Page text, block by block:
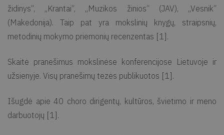
židinys“, „Krantai“, „Muzikos žinios“ (JAV), „Vesnik“
(Makedonija). Taip pat yra mokslinių knygų, straipsnių,
metodinių mokymo priemonių recenzentas [1].
Skaitė pranešimus mokslinėse konferencijose Lietuvoje ir
užsienyje. Visų pranešimų tezės publikuotos [1].
Išugdė apie 40 choro dirigentų, kultūros, švietimo ir meno
darbuotojų [1].